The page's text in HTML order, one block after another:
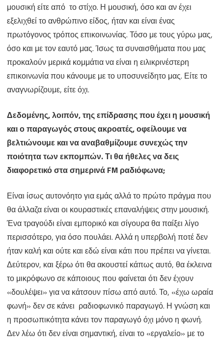
μουσική είτε από το στίχο. Η μουσική, όσο και αν έχει
εξελιχθεί το ανθρώπινο είδος, ήταν και είναι ένας
πρωτόγονος τρόπος επικοινωνίας. Τόσο με τους γύρω μας,
όσο και με τον εαυτό μας. Ίσως τα συναισθήματα που μας
προκαλούν μερικά κομμάτια να είναι η ειλικρινέστερη
επικοινωνία που κάνουμε με το υποσυνείδητο μας. Είτε το
αναγνωρίζουμε, είτε όχι.
Δεδομένης, λοιπόν, της επίδρασης που έχει η μουσική
και ο παραγωγός στους ακροατές, οφείλουμε να
βελτιώνουμε και να αναβαθμίζουμε συνεχώς την
ποιότητα των εκπομπών. Τι θα ήθελες να δεις
διαφορετικό στα σημερινά FM ραδιόφωνα;
Είναι ίσως αυτονόητο για εμάς αλλά το πρώτο πράγμα που
θα άλλαζα είναι οι κουραστικές επαναλήψεις στην μουσική.
Ένα τραγούδι είναι εμπορικό και σίγουρα θα παίξει λίγο
περισσότερο, για όσο πουλάει. Αλλά η υπερβολή ποτέ δεν
ήταν καλή και ούτε και εδώ είναι κάτι που πρέπει να γίνεται.
Δεύτερον, και ξέρω ότι θα ακουστεί κάπως αυτό, θα έκλεινα
το μικρόφωνο σε κάποιους που φαίνεται ότι δεν έχουν
«δουλέψει» για να κάτσουν πίσω από αυτό. Το, «έχω ωραία
φωνή» δεν σε κάνει ραδιοφωνικό παραγωγό. Η γνώση και
η προσωπικότητα κάνει τον παραγωγό όχι μόνο η φωνή.
Δεν λέω ότι δεν είναι σημαντική, είναι το «εργαλείο» με το